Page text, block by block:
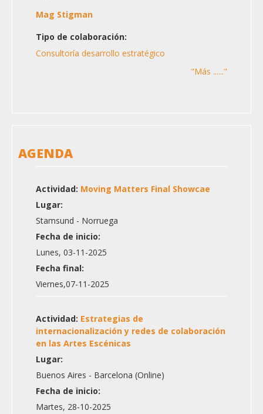
Mag Stigman
Tipo de colaboración:
Consultoría desarrollo estratégico
"Más ......"
AGENDA
Actividad: Moving Matters Final Showcae
Lugar:
Stamsund - Norruega
Fecha de inicio:
Lunes, 03-11-2025
Fecha final:
Viernes,07-11-2025
Actividad: Estrategias de
internacionalización y redes de colaboración
en las Artes Escénicas
Lugar:
Buenos Aires - Barcelona (Online)
Fecha de inicio:
Martes, 28-10-2025